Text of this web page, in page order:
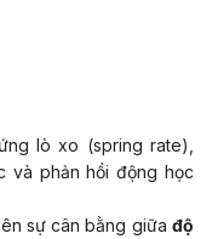
lò xo (spring rate),
và phản hồi động học
sự cân bằng giữa độ